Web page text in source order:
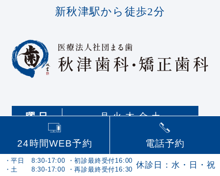
新秋津駅から徒歩2分
曜 日 月 火 木 金 土
診療時間 8:30-17:00
最終受付 初診 16:00 / 再診 16:30
24時間WEB予約 電話予約
・平日 8:30-17:00 ・初診最終受付16:00
・土 8:30-17:00 ・再診最終受付16:30 休診日：水・日・祝